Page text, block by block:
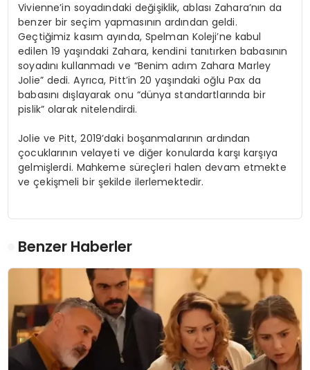
Vivienne’in soyadındaki değişiklik, ablası Zahara’nın da
benzer bir seçim yapmasının ardından geldi.
Geçtiğimiz kasım ayında, Spelman Koleji’ne kabul
edilen 19 yaşındaki Zahara, kendini tanıtırken babasının
soyadını kullanmadı ve “Benim adım Zahara Marley
Jolie” dedi. Ayrıca, Pitt’in 20 yaşındaki oğlu Pax da
babasını dışlayarak onu “dünya standartlarında bir
pislik” olarak nitelendirdi.
Jolie ve Pitt, 2019’daki boşanmalarının ardından
çocuklarının velayeti ve diğer konularda karşı karşıya
gelmişlerdi. Mahkeme süreçleri halen devam etmekte
ve çekişmeli bir şekilde ilerlemektedir.
Benzer Haberler